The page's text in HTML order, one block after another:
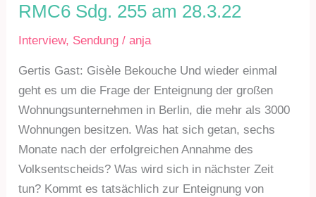
RMC6 Sdg. 255 am 28.3.22
Interview, Sendung /anja
Gertis Gast: Gisèle Bekouche Und wieder einmal
geht es um die Frage der Enteignung der großen
Wohnungsunternehmen in Berlin, die mehr als 3000
Wohnungen besitzen. Was hat sich getan, sechs
Monate nach der erfolgreichen Annahme des
Volksentscheids? Was wird sich in nächster Zeit
tun? Kommt es tatsächlich zur Enteignung von